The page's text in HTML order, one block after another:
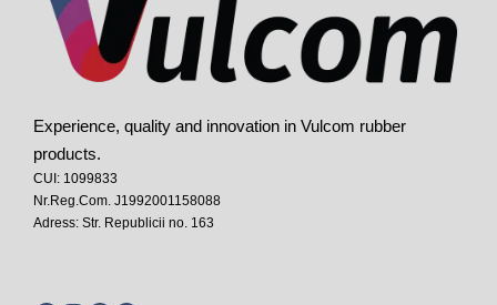
Experience, quality and innovation in Vulcom rubber
products.
CUI: 1099833
Nr.Reg.Com. J1992001158088
Adress: Str. Republicii no. 163